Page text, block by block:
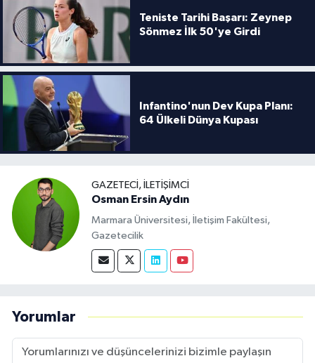
Teniste Tarihi Başarı: Zeynep
Sönmez İlk 50'ye Girdi
Infantino'nun Dev Kupa Planı:
64 Ülkeli Dünya Kupası
GAZETECI, İLETIŞIMCI
Osman Ersin Aydın
Marmara Üniversitesi, İletişim Fakültesi,
Gazetecilik
Yorumlar